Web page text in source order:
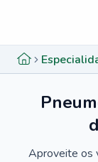
Aproveite os